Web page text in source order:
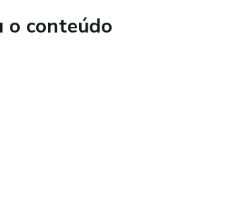
loso conteúdo